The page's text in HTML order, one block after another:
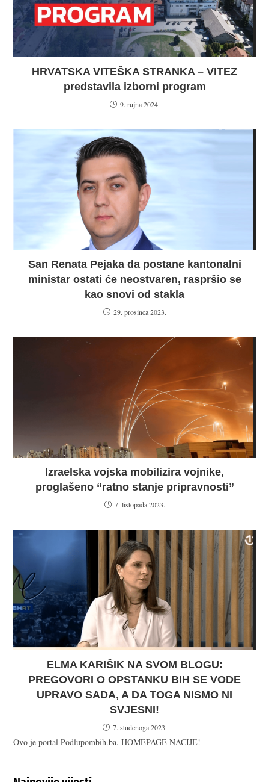
HRVATSKA VITEŠKA STRANKA – VITEZ
predstavila izborni program
9. rujna 2024.
San Renata Pejaka da postane kantonalni
ministar ostati će neostvaren, raspršio se
kao snovi od stakla
29. prosinca 2023.
Izraelska vojska mobilizira vojnike,
proglašeno “ratno stanje pripravnosti”
7. listopada 2023.
ELMA KARIŠIK NA SVOM BLOGU:
PREGOVORI O OPSTANKU BIH SE VODE
UPRAVO SADA, A DA TOGA NISMO NI
SVJESNI!
7. studenoga 2023.
Ovo je portal Podlupombih.ba. HOMEPAGE NACIJE!